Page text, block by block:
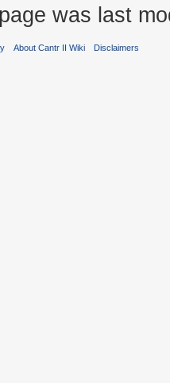
was last
About Cantr II Wiki Disclaimers